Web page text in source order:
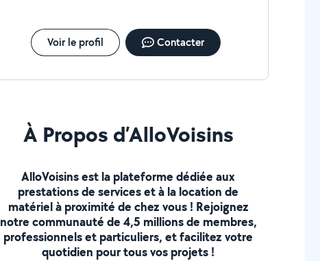
Voir le profil Contacter
À Propos d’AlloVoisins
AlloVoisins est la plateforme dédiée aux
prestations de services et à la location de
matériel à proximité de chez vous ! Rejoignez
notre communauté de 4,5 millions de membres,
professionnels et particuliers, et facilitez votre
quotidien pour tous vos projets !